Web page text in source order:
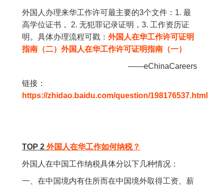
外国人办理来华工作许可最主要的3个文件：1. 最
高学位证书， 2. 无犯罪记录证明，3. 工作资历证
明。具体办理流程可戳： 外国人在华工作许可证明
指南（二） 外国人在华工作许可证明指南（一）
——eChinaCareers
链接：
https://zhidao.baidu.com/question/198176537.html
TOP 2 外国人在华工作如何纳税？
外国人在中国工作纳税具体分以下几种情况：
一、在中国境内有住所而在中国境外取得工资、薪